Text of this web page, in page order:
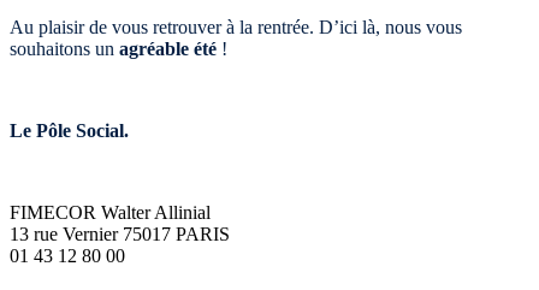
Au plaisir de vous retrouver à la rentrée. D’ici là, nous vous
souhaitons un agréable été !
Le Pôle Social.
FIMECOR Walter Allinial
13 rue Vernier 75017 PARIS
01 43 12 80 00